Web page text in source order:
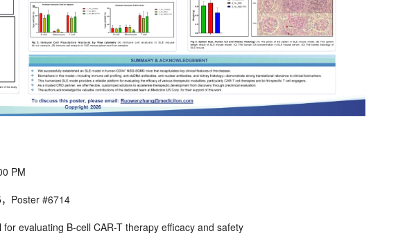
PM
Poster #6714
evaluating B-cell CAR-T therapy efficacy and safety